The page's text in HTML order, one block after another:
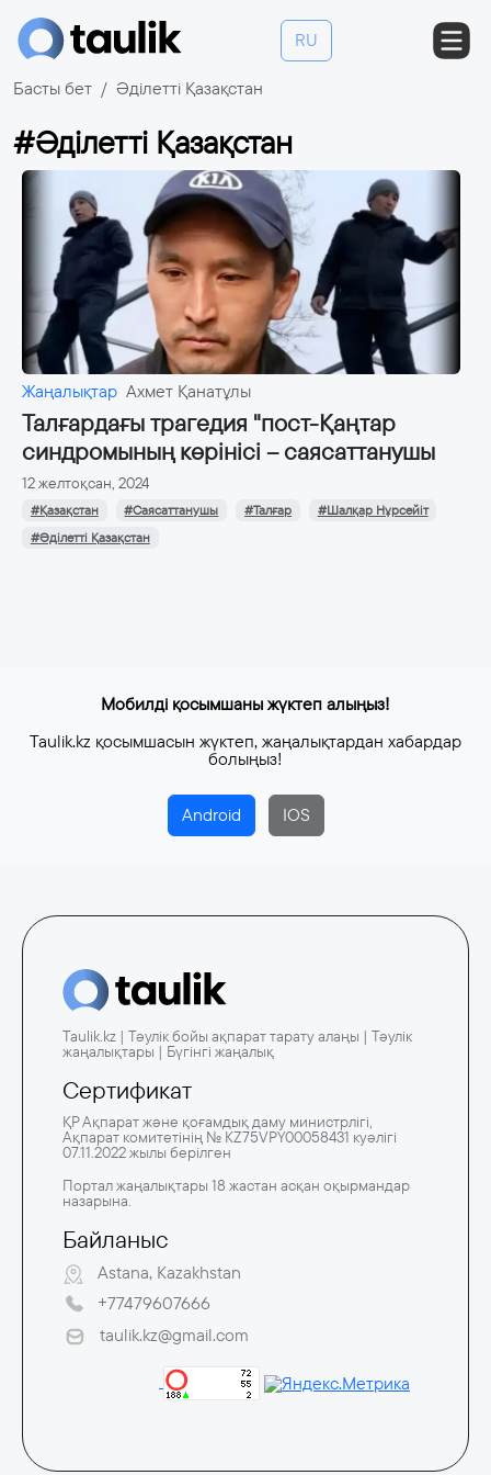
RU
Басты бет Әділетті Қазақстан
#Әділетті Қазақстан
Жаңалықтар Ахмет Қанатұлы
Талғардағы трагедия "пост-Қаңтар
синдромының көрінісі – саясаттанушы
12 желтоқсан, 2024
#Қазақстан #Саясаттанушы #Талғар
#Шалқар Нұрсейіт
#Әділетті Қазақстан
Мобилді қосымшаны жүктеп алыңыз!
Taulik.kz қосымшасын жүктеп, жаңалықтардан хабардар
болыңыз!
Android IOS
Taulik.kz | Тәулік бойы ақпарат тарату алаңы | Тәулік
жаңалықтары | Бүгінгі жаңалық
Сертификат
ҚР Ақпарат және қоғамдық даму министрлігі,
Ақпарат комитетінің № KZ75VPY00058431 куәлігі
07.11.2022 жылы берілген
Портал жаңалықтары 18 жастан асқан оқырмандар
назарына.
Байланыс
Astana, Kazakhstan
+77479607666
taulik.kz@gmail.com